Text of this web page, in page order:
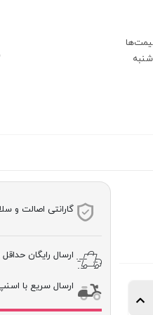
گارانتی اصالت و
ارسال رایگان حداقل
ارسال سریع با